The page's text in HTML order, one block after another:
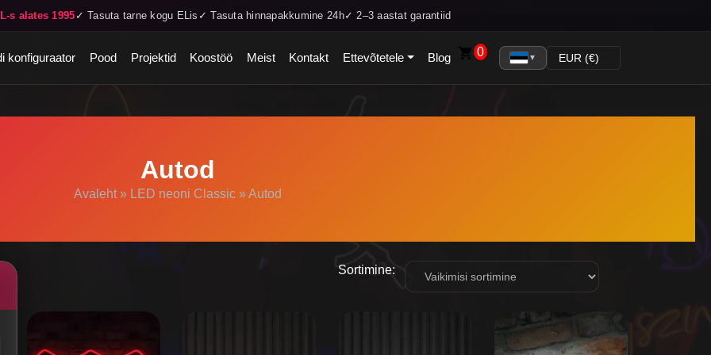
s alates 1995✓ Tasuta tarne kogu ELis ✓ Tasuta hinnapakkumine 24h✓ 2–3 aastat garantiid
konfiguraator Pood Projektid Koostöö Meist Kontakt Ettevõtetele Blog 0 ▼
Autod
Avaleht» LED neoni Classic »Autod
Sortimine: